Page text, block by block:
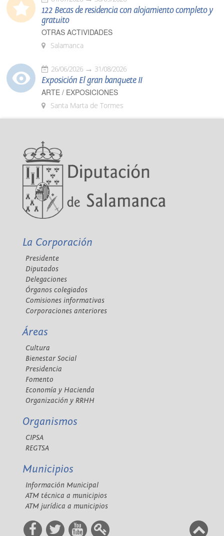
122 Becas de residencia con alojamiento completo y
gratuito
OTRAS ACTIVIDADES
Salamanca
26/06/2026 31/08/2026
Exposición El gran banquete II
ARTE / EXPOSICIONES
Santa Marta de Tormes
La Corporación
Presidente
Diputados
Delegaciones
Órganos colegiados
Comisiones informativas
Corporaciones anteriores
Áreas
Cultura
Bienestar Social
Presidencia
Fomento
Economía y Hacienda
Organización y RRHH
Organismos
CIPSA
REGTSA
Municipios
Información Municipal
ATM técnica a municipios
ATM jurídica a municipios